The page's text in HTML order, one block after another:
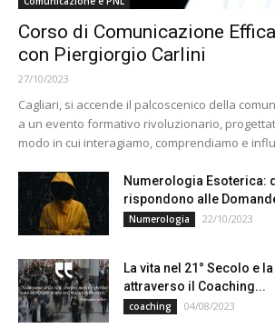
Corso di Comunicazione
con Piergiorgio Carlini
27/10/2023
Cagliari, si accende il palcoscenico della
a un evento formativo rivoluzionario,
modo in cui interagiamo, comprendiamo e
Numerologia Esoterica:
rispondono alle
Numerologia 22/10/2023
La vita nel 21° Secolo e
attraverso il Coaching...
coaching 04/08/2023